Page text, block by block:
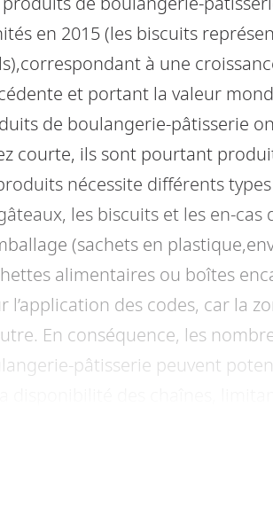
en 2015 (les biscuits
à une
et portant la valeur
de boulangerie-pâtisserie
courte, ils sont pourtant
nécessite différents
les biscuits et les en-
(sachets en
alimentaires ou boîtes
l’application des codes, car la
En conséquence, les
pâtisserie peuvent